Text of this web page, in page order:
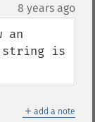
8 years ago
an
string is
＋ add a note